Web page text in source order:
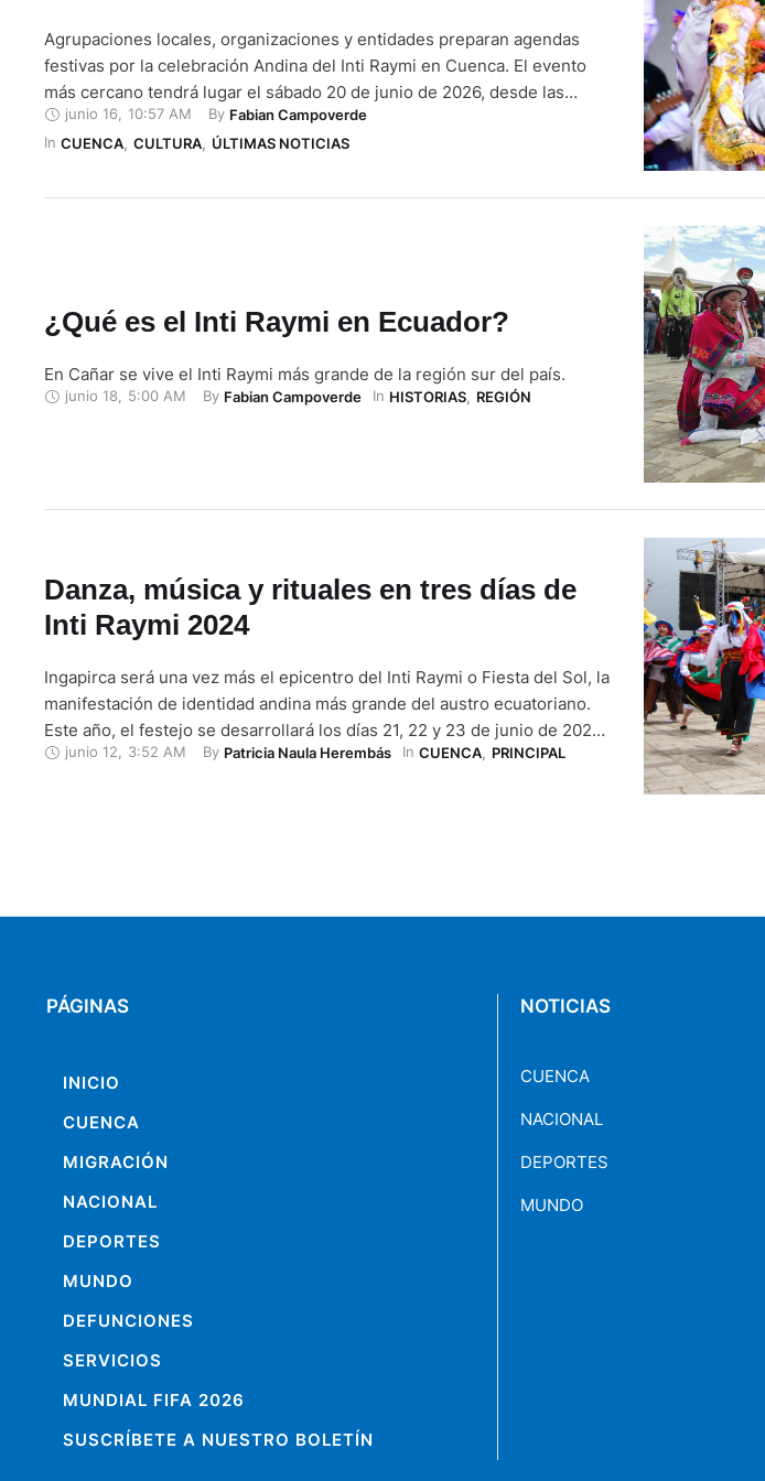
Agrupaciones locales, organizaciones y entidades preparan agendas
festivas por la celebración Andina del Inti Raymi en Cuenca. El evento
más cercano tendrá lugar el sábado 20 de junio de 2026, desde las
09:00, en el Museo de la Ciudad, antigua Escuela Central y ha sido
denominado ‘Inti Raymi Situma – Kañari – Inca’. Se prevé …
junio 16 10:57 AM By Fabian Campoverde
In CUENCA, CULTURA, ÚLTIMAS NOTICIAS
¿Qué es el Inti Raymi en Ecuador?
En Cañar se vive el Inti Raymi más grande de la región sur del país.
junio 18, 5:00 AM By Fabian Campoverde In HISTORIAS, REGIÓN
Danza, música y rituales en tres días de
Inti Raymi 2024
Ingapirca será una vez más el epicentro del Inti Raymi o Fiesta del Sol, la
manifestación de identidad andina más grande del austro ecuatoriano.
Este año, el festejo se desarrollará los días 21, 22 y 23 de junio de 2024.
Se han preparado agendas de actividades en las provincias de Azuay y
junio 12, 3:52 AM By Patricia Naula Herembás In CUENCA, PRINCIPAL
PÁGINAS
INICIO
CUENCA
MIGRACIÓN
NACIONAL
DEPORTES
MUNDO
DEFUNCIONES
SERVICIOS
MUNDIAL FIFA 2026
SUSCRÍBETE A NUESTRO BOLETÍN
NOTICIAS
CUENCA
NACIONAL
DEPORTES
MUNDO